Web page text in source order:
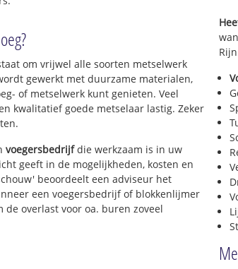
om vrijwel alle soorten metselwerk
gewerkt met duurzame materialen,
of metselwerk kunt genieten. Veel
kwalitatief goede metselaar lastig. Zeker
voegersbedrijfdie werkzaam is in uw
geeft in de mogelijkheden, kosten en
beoordeelt een adviseur het
een voegersbedrijf of blokkenlijmer
overlast voor oa. buren zoveel